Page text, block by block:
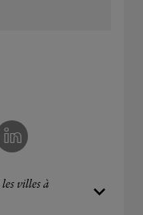
les villes à